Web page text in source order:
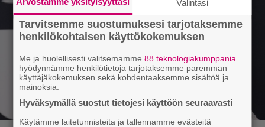
Valintasi
Tarvitsemme suostumuksesi tarjotaksemme
henkilökohtaisen käyttökokemuksen
Me ja huolellisesti valitsemamme88 teknologiakumppania
hyödynnämme henkilötietoja tarjotaksemme paremman
käyttäjäkokemuksen sekä kohdentaaksemme sisältöä ja
mainoksia.
Hyväksymällä suostut tietojesi käyttöön seuraavasti
Käytämme laitetunnisteita ja tallennamme evästeitä